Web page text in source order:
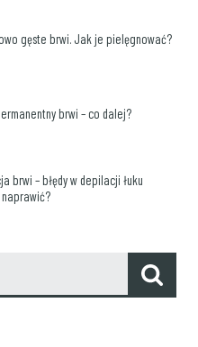
gęste brwi. Jak je pielęgnować?
brwi – co dalej?
brwi – błędy w depilacji łuku